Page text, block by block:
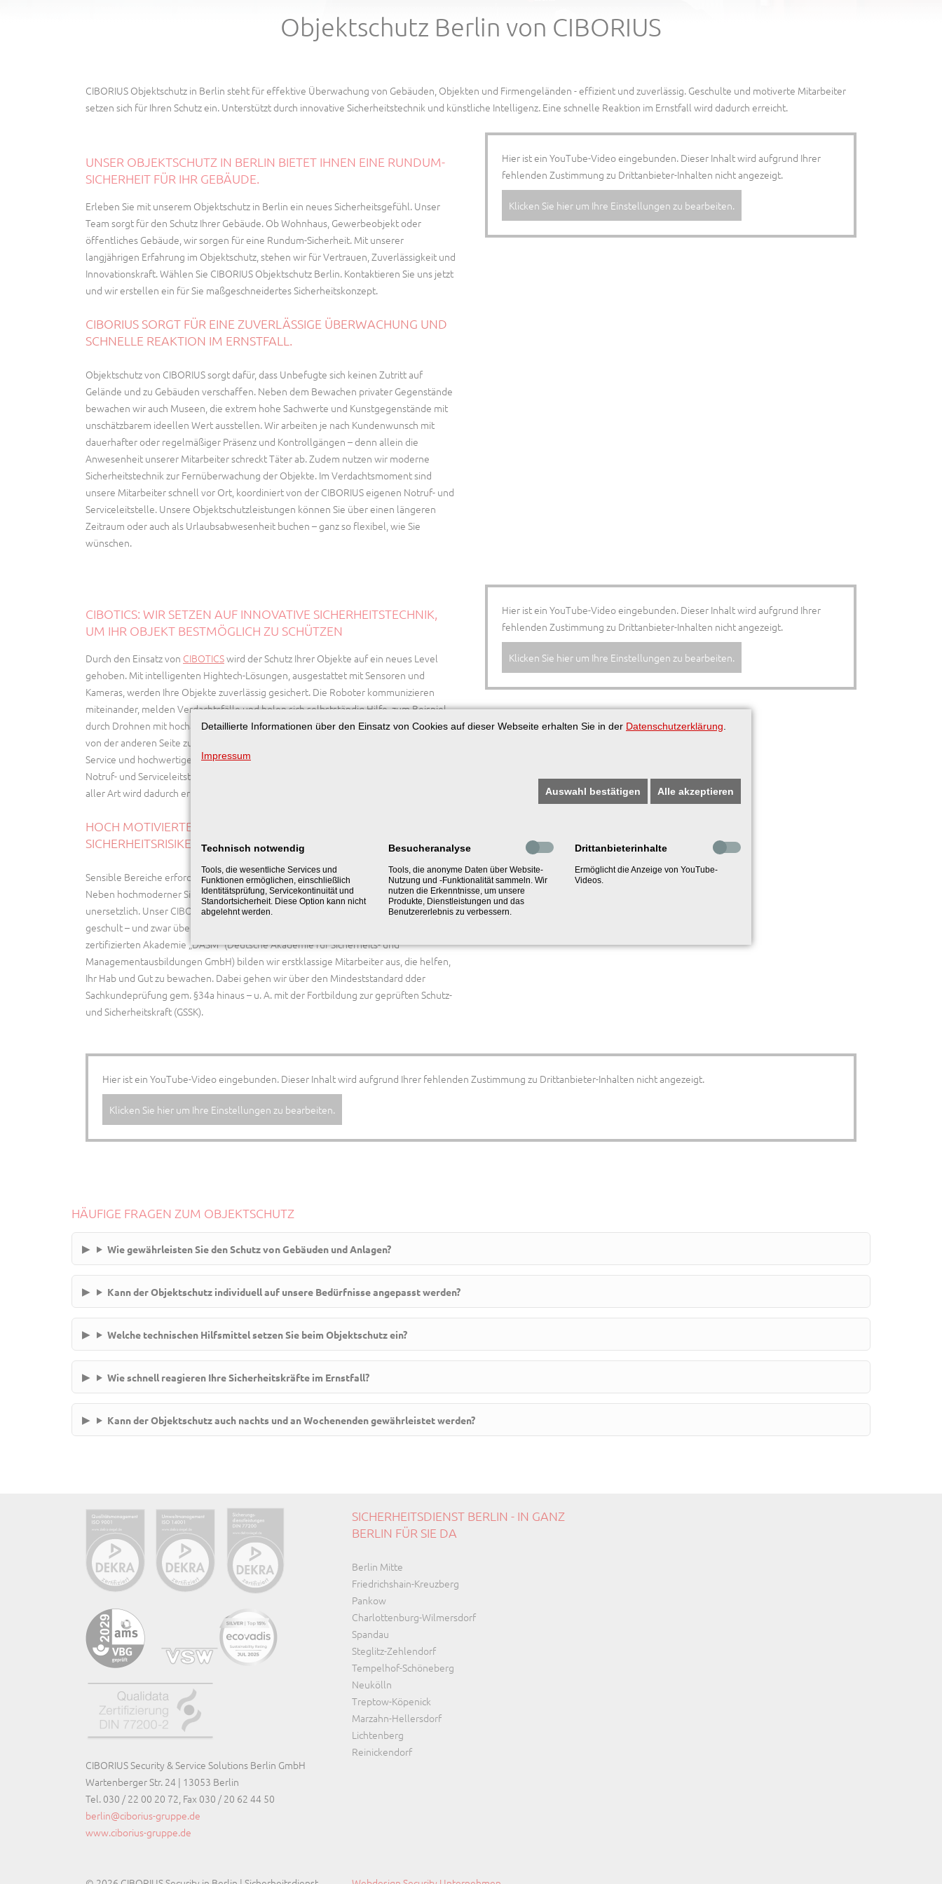
Objektschutz Berlin von CIBORIUS
CIBORIUS Objektschutz in Berlin steht für effektive Überwachung von Gebäuden, Objekten und Firmengeländen - effizient und zuverlässig. Geschulte und motiverte Mitarbeiter
setzen sich für Ihren Schutz ein. Unterstützt durch innovative Sicherheitstechnik und künstliche Intelligenz. Eine schnelle Reaktion im Ernstfall wird dadurch erreicht.
UNSER OBJEKTSCHUTZ IN BERLIN BIETET IHNEN EINE RUNDUM-
SICHERHEIT FÜR IHR GEBÄUDE.
Erleben Sie mit unserem Objektschutz in Berlin ein neues Sicherheitsgefühl. Unser
Team sorgt für den Schutz Ihrer Gebäude. Ob Wohnhaus, Gewerbeobjekt oder
öffentliches Gebäude, wir sorgen für eine Rundum-Sicherheit. Mit unserer
langjährigen Erfahrung im Objektschutz, stehen wir für Vertrauen, Zuverlässigkeit und
Innovationskraft. Wählen Sie CIBORIUS Objektschutz Berlin. Kontaktieren Sie uns jetzt
und wir erstellen ein für Sie maßgeschneidertes Sicherheitskonzept.
CIBORIUS SORGT FÜR EINE ZUVERLÄSSIGE ÜBERWACHUNG UND
SCHNELLE REAKTION IM ERNSTFALL.
Objektschutz von CIBORIUS sorgt dafür, dass Unbefugte sich keinen Zutritt auf
Gelände und zu Gebäuden verschaffen. Neben dem Bewachen privater Gegenstände
bewachen wir auch Museen, die extrem hohe Sachwerte und Kunstgegenstände mit
unschätzbarem ideellen Wert ausstellen. Wir arbeiten je nach Kundenwunsch mit
dauerhafter oder regelmäßiger Präsenz und Kontrollgängen – denn allein die
Anwesenheit unserer Mitarbeiter schreckt Täter ab. Zudem nutzen wir moderne
Sicherheitstechnik zur Fernüberwachung der Objekte. Im Verdachtsmoment sind
unsere Mitarbeiter schnell vor Ort, koordiniert von der CIBORIUS eigenen Notruf- und
Serviceleitstelle. Unsere Objektschutzleistungen können Sie über einen längeren
Zeitraum oder auch als Urlaubsabwesenheit buchen – ganz so flexibel, wie Sie
wünschen.
Hier ist ein YouTube-Video eingebunden. Dieser Inhalt wird aufgrund Ihrer
fehlenden Zustimmung zu Drittanbieter-Inhalten nicht angezeigt.
Klicken Sie hier um Ihre Einstellungen zu bearbeiten.
CIBOTICS: WIR SETZEN AUF INNOVATIVE SICHERHEITSTECHNIK,
UM IHR OBJEKT BESTMÖGLICH ZU SCHÜTZEN
Durch den Einsatz von CIBOTICSwird der Schutz Ihrer Objekte auf ein neues Level
gehoben. Mit intelligenten Hightech-Lösungen, ausgestattet mit Sensoren und
Kameras, werden Ihre Objekte zuverlässig gesichert. Die Roboter kommunizieren
miteinander, melden Verdachtsfälle und holen sich selbstständig Hilfe, zum Beispiel
durch Drohnen mit hochauflösenden Kameras, um das Objekt in Sekundenschnelle
von der anderen Seite zu überwachen. Erwarten Sie nichts weniger als erstklassigen
Service und hochwertigen Schutz. Zwischenfälle aller Art werden an die eigene
Notruf- und Serviceleitstelle übermittelt. Eine Reaktion in Echtzeit auf Zwischenfälle
aller Art wird dadurch ermöglicht.
HOCH MOTIVIERTE MITARBEITER, DIE POTENZIELLE
SICHERHEITSRISIKEN FRÜHZEITIG ERKENNEN
Sensible Bereiche erfordern eine effektive Zugangskontrolle von Gast und Gepäck.
Neben hochmoderner Sicherheitstechnik, sind verlässliche und motivierte Mitarbeiter
unersetzlich. Unser CIBORIUS Personal wird regelmäßig von eigenen Führungskräften
geschult – und zwar über den Branchen-Standard hinaus. An unserer eigenen
zertifizierten Akademie „DASM“ (Deutsche Akademie für Sicherheits- und
Managementausbildungen GmbH) bilden wir erstklassige Mitarbeiter aus, die helfen,
Ihr Hab und Gut zu bewachen. Dabei gehen wir über den Mindeststandard dder
Sachkundeprüfung gem. §34a hinaus – u. A. mit der Fortbildung zur geprüften Schutz-
und Sicherheitskraft (GSSK).
Hier ist ein YouTube-Video eingebunden. Dieser Inhalt wird aufgrund Ihrer
fehlenden Zustimmung zu Drittanbieter-Inhalten nicht angezeigt.
Klicken Sie hier um Ihre Einstellungen zu bearbeiten.
Hier ist ein YouTube-Video eingebunden. Dieser Inhalt wird aufgrund Ihrer fehlenden Zustimmung zu Drittanbieter-Inhalten nicht angezeigt.
Klicken Sie hier um Ihre Einstellungen zu bearbeiten.
HÄUFIGE FRAGEN ZUM OBJEKTSCHUTZ
Wie gewährleisten Sie den Schutz von Gebäuden und Anlagen?
Kann der Objektschutz individuell auf unsere Bedürfnisse angepasst werden?
Welche technischen Hilfsmittel setzen Sie beim Objektschutz ein?
Wie schnell reagieren Ihre Sicherheitskräfte im Ernstfall?
Kann der Objektschutz auch nachts und an Wochenenden gewährleistet werden?
CIBORIUS Security & Service Solutions Berlin GmbH
Wartenberger Str. 24 | 13053 Berlin
Tel. 030 / 22 00 20 72, Fax 030 / 20 62 44 50
berlin@ciborius-gruppe.de
www.ciborius-gruppe.de
SICHERHEITSDIENST BERLIN - IN GANZ
BERLIN FÜR SIE DA
Navigation
überspringen
Berlin Mitte
Friedrichshain-Kreuzberg
Pankow
Charlottenburg-Wilmersdorf
Spandau
Steglitz-Zehlendorf
Tempelhof-Schöneberg
Neukölln
Treptow-Köpenick
Marzahn-Hellersdorf
Lichtenberg
Reinickendorf
Detaillierte Informationen über den Einsatz von Cookies auf dieser Webseite erhalten Sie in der Datenschutzerklärung
Impressum
Auswahl bestätigen Alle akzeptieren
Technisch notwendig
Tools, die wesentliche Services und
Funktionen ermöglichen, einschließlich
Identitätsprüfung, Servicekontinuität und
Standortsicherheit. Diese Option kann nicht
abgelehnt werden.
Besucheranalyse
Tools, die anonyme Daten über Website-
Nutzung und -Funktionalität sammeln. Wir
nutzen die Erkenntnisse, um unsere
Produkte, Dienstleistungen und das
Benutzererlebnis zu verbessern.
Drittanbieterinhalte
Ermöglicht die Anzeige von YouTube-
Videos.